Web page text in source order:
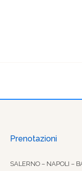
Prenotazioni
SALERNO – NAPOLI –